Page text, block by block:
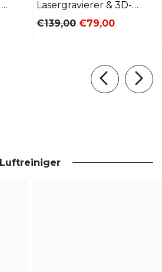
Lasergravierer & 3D-
Drucker 500mm *
€139,00 €79,00
Luftreiniger